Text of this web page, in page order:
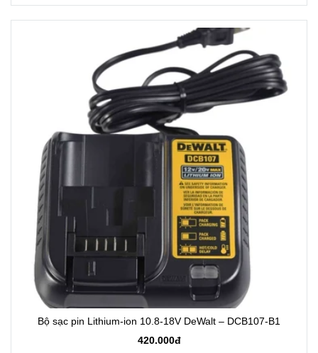
Bộ sạc pin Lithium-ion 10.8-18V DeWalt – DCB107-B1
420.000đ